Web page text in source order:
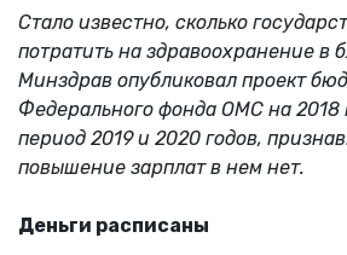
Стало известно, сколько
потратить на здравоохранение в
Минздрав опубликовал проект
Федерального фонда ОМС на 2018
период 2019 и 2020 годов,
повышение зарплат в нем нет.
Деньги расписаны